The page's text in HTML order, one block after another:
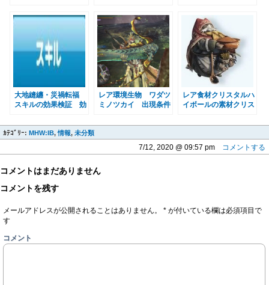
法 渡りの凍て地の秘
ンワールドアイスボー
ＷＩＢモンハンワール
ドアイスボーン
た目・サイズ ＭＨＷ
ＩＢモンハンワールド
アイスボーン
大地縫纏・災禍転福
スキルの効果検証 効
方 ＭＨＷＩＢモンハ
ンワールドアイスボー
レア環境生物 ワダツ
ミノツカイ 出現条件
た目・サイズ ＭＨＷ
アイスボーン
レア食材クリスタルハ
イボールの素材クリス
法・場所 ＭＨＷＩＢ
スボーン
ｶﾃｺﾞﾘｰ: MHW:IB,情報, 未分類
7/12, 2020 @ 09:57 pm コメントする
コメントはまだありません
コメントを残す
メールアドレスが公開されることはありません。 * が付いている欄は必須項目で
す
コメント